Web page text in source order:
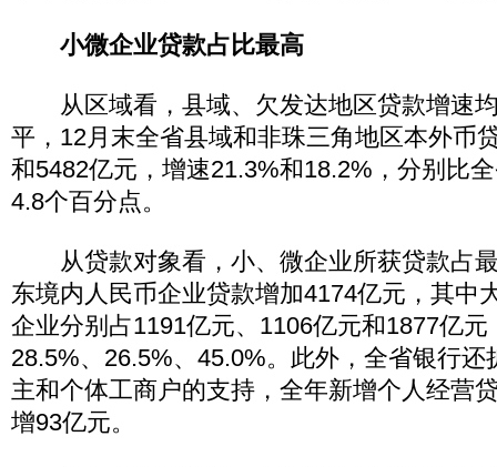
小微企业贷款占比最高
从区域看，县域、欠发达地区贷款增速
平，12月末全省县域和非珠三角地区本外币
和5482亿元，增速21.3%和18.2%，分别比
4.8个百分点。
从贷款对象看，小、微企业所获贷款占
东境内人民币企业贷款增加4174亿元，其中
企业分别占1191亿元、1106亿元和1877亿元
28.5%、26.5%、45.0%。此外，全省银行还
主和个体工商户的支持，全年新增个人经营
增93亿元。